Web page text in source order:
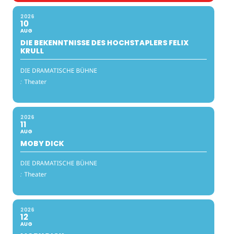
2026
10
AUG
DIE BEKENNTNISSE DES HOCHSTAPLERS FELIX
KRULL
DIE DRAMATISCHE BÜHNE
: Theater
2026
11
AUG
MOBY DICK
DIE DRAMATISCHE BÜHNE
: Theater
2026
12
AUG